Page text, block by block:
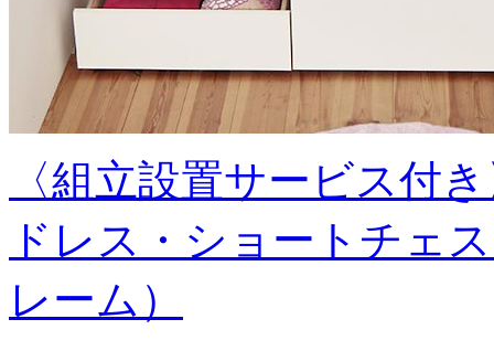
〈組立設置サービス付
ドレス・ショートチェ
レーム）